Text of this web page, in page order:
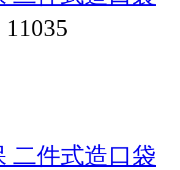
二件式造口袋